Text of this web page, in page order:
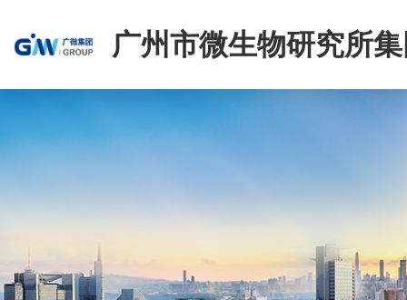
广州市微生物研究所
有限公司